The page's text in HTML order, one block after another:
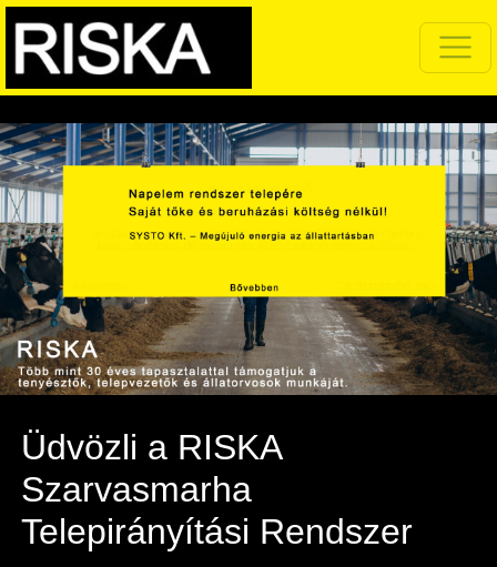
Üdvözli a RISKA
Szarvasmarha
Telepirányítási Rendszer